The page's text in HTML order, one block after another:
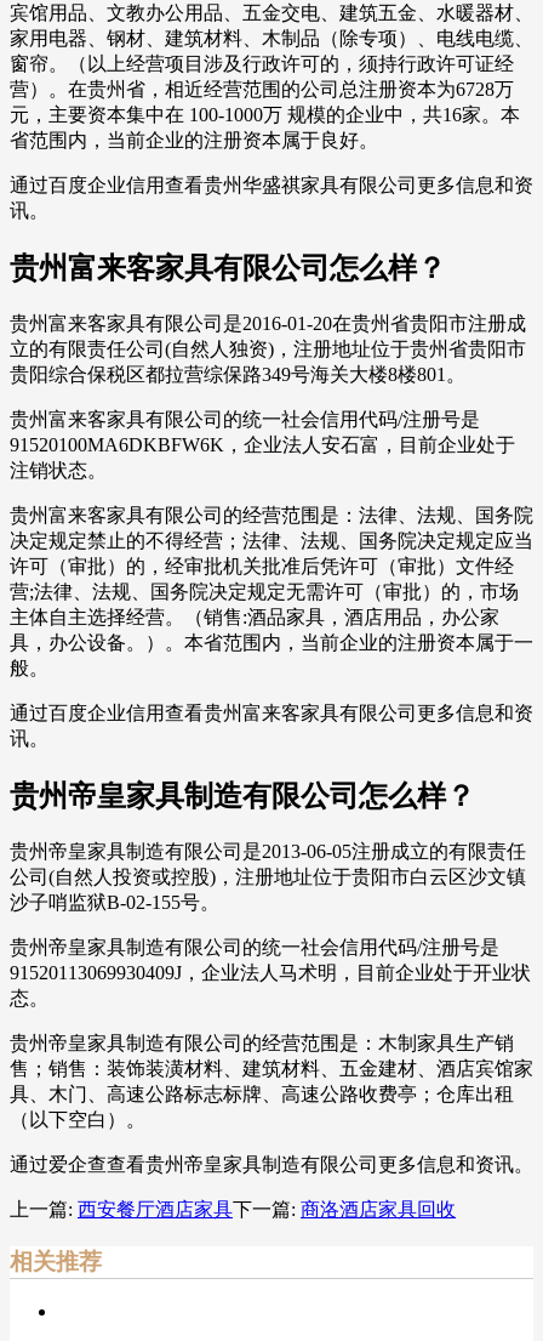
宾馆用品、文教办公用品、五金交电、建筑五金、水暖器材、
家用电器、钢材、建筑材料、木制品（除专项）、电线电缆、
窗帘。（以上经营项目涉及行政许可的，须持行政许可证经
营）。在贵州省，相近经营范围的公司总注册资本为6728万
元，主要资本集中在 100-1000万 规模的企业中，共16家。本
省范围内，当前企业的注册资本属于良好。
通过百度企业信用查看贵州华盛祺家具有限公司更多信息和资
讯。
贵州富来客家具有限公司怎么样？
贵州富来客家具有限公司是2016-01-20在贵州省贵阳市注册成
立的有限责任公司(自然人独资)，注册地址位于贵州省贵阳市
贵阳综合保税区都拉营综保路349号海关大楼8楼801。
贵州富来客家具有限公司的统一社会信用代码/注册号是
91520100MA6DKBFW6K，企业法人安石富，目前企业处于
注销状态。
贵州富来客家具有限公司的经营范围是：法律、法规、国务院
决定规定禁止的不得经营；法律、法规、国务院决定规定应当
许可（审批）的，经审批机关批准后凭许可（审批）文件经
营;法律、法规、国务院决定规定无需许可（审批）的，市场
主体自主选择经营。（销售:酒品家具，酒店用品，办公家
具，办公设备。）。本省范围内，当前企业的注册资本属于一
般。
通过百度企业信用查看贵州富来客家具有限公司更多信息和资
讯。
贵州帝皇家具制造有限公司怎么样？
贵州帝皇家具制造有限公司是2013-06-05注册成立的有限责任
公司(自然人投资或控股)，注册地址位于贵阳市白云区沙文镇
沙子哨监狱B-02-155号。
贵州帝皇家具制造有限公司的统一社会信用代码/注册号是
91520113069930409J，企业法人马术明，目前企业处于开业状
态。
贵州帝皇家具制造有限公司的经营范围是：木制家具生产销
售；销售：装饰装潢材料、建筑材料、五金建材、酒店宾馆家
具、木门、高速公路标志标牌、高速公路收费亭；仓库出租
（以下空白）。
通过爱企查查看贵州帝皇家具制造有限公司更多信息和资讯。
上一篇: 西安餐厅酒店家具下一篇: 商洛酒店家具回收
相关推荐